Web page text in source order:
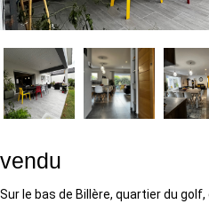
vendu
Sur le bas de Billère, quartier du